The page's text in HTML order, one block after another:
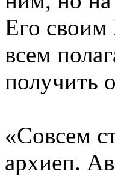
Его
всем
получить
«Совсем
архиеп.